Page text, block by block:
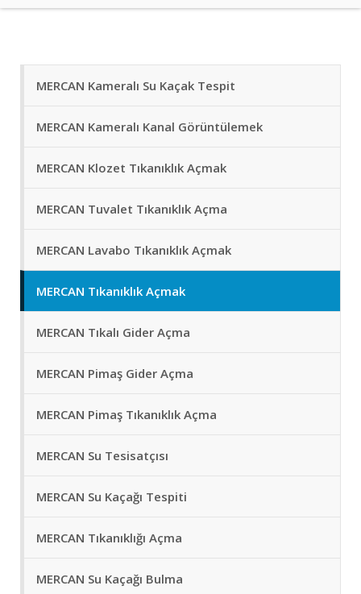
MERCAN Kameralı Su Kaçak Tespit
MERCAN Kameralı Kanal Görüntülemek
MERCAN Klozet Tıkanıklık Açmak
MERCAN Tuvalet Tıkanıklık Açma
MERCAN Lavabo Tıkanıklık Açmak
MERCAN Tıkanıklık Açmak
MERCAN Tıkalı Gider Açma
MERCAN Pimaş Gider Açma
MERCAN Pimaş Tıkanıklık Açma
MERCAN Su Tesisatçısı
MERCAN Su Kaçağı Tespiti
MERCAN Tıkanıklığı Açma
MERCAN Su Kaçağı Bulma